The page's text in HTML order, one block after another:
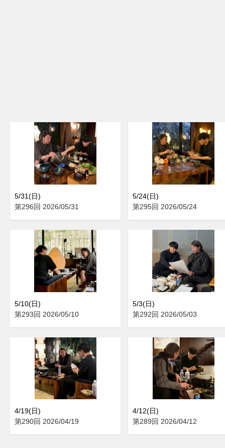
5/31(日)
第296回 2026/05/31
5/24(日)
第295回 2026/05/24
5/10(日)
第293回 2026/05/10
5/3(日)
第292回 2026/05/03
4/19(日)
第290回 2026/04/19
4/12(日)
第289回 2026/04/12